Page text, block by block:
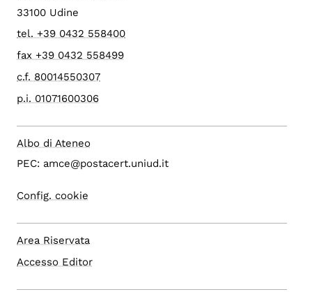
33100 Udine
tel. +39 0432 558400
fax +39 0432 558499
c.f. 80014550307
p.i. 01071600306
Albo di Ateneo
PEC: amce@postacert.uniud.it
Config. cookie
Area Riservata
Accesso Editor